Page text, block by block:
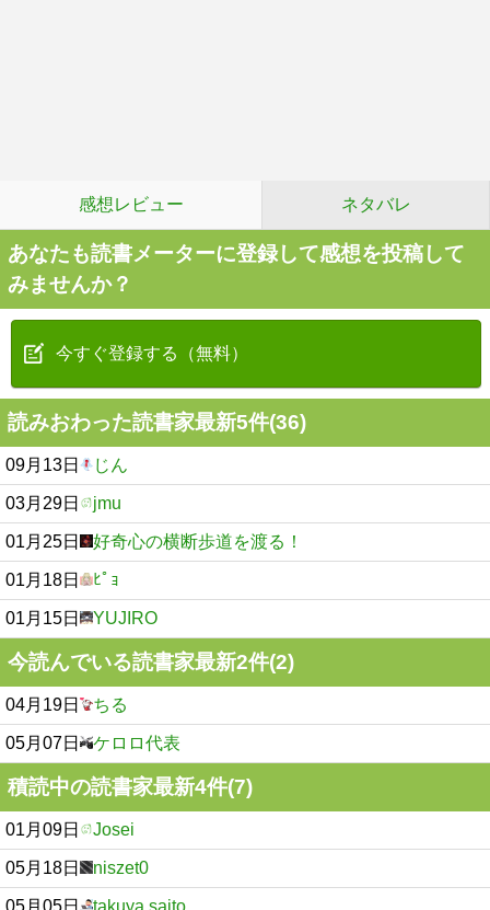
感想レビュー ネタバレ
あなたも読書メーターに登録して感想を投稿して
みませんか？
今すぐ登録する（無料）
読みおわった読書家最新5件(36)
09月13日 じん
03月29日 jmu
01月25日 好奇心の横断歩道を渡る！
01月18日 ﾋﾟｮ
01月15日 YUJIRO
今読んでいる読書家最新2件(2)
04月19日 ちる
05月07日 ケロロ代表
積読中の読書家最新4件(7)
01月09日 Josei
05月18日 niszet0
05月05日 takuya saito